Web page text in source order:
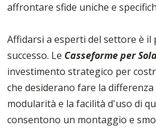
affrontare sfide uniche e
Affidarsi a esperti del settore è il
successo. Le Casseforme per
investimento strategico per
che desiderano fare la
modularità e la facilità d'uso di
consentono un montaggio e